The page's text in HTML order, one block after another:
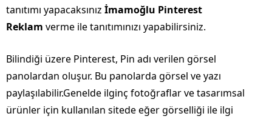
tanıtımı yapacaksınız İmamoğlu Pinterest
Reklam verme ile tanıtımınızı yapabilirsiniz.
Bilindiği üzere Pinterest, Pin adı verilen görsel
panolardan oluşur. Bu panolarda görsel ve yazı
paylaşılabilir.Genelde ilginç fotoğraflar ve tasarımsal
ürünler için kullanılan sitede eğer görselliği ile ilgi